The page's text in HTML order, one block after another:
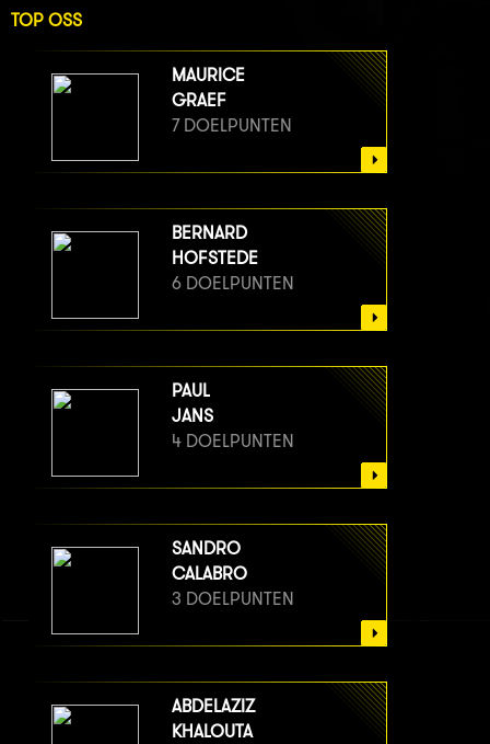
TOP OSS
MAURICE
GRAEF
7 DOELPUNTEN
BERNARD
HOFSTEDE
6 DOELPUNTEN
PAUL
JANS
4 DOELPUNTEN
SANDRO
CALABRO
3 DOELPUNTEN
ABDELAZIZ
KHALOUTA